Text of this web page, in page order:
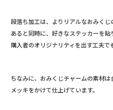
段落ち加工は、よりリアルなおみく
あると同時に、好きなステッカーを
購入者のオリジナリティを出す工夫で
ちなみに、おみくじチャームの素材
メッキをかけて仕上げています。